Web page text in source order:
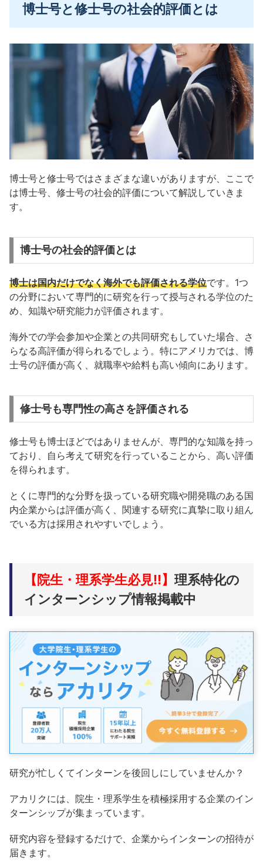
博士号と修士号の社会的評価とは
博士号と修士号ではさまざまな違いがありますが、ここで
は博士号、修士号の社会的評価について解説していきま
す。
博士号の社会的評価とは
博士は国内だけでなく海外でも評価される学位です。1つ
の分野において専門的に研究を行って授与される学位のた
め、知識や研究能力が評価されます。
海外での学会参加や企業との共同研究もしていた場合、さ
らなる高評価が得られるでしょう。特にアメリカでは、博
士号の評価が高く、就職率や給料も高い傾向にあります。
修士号も専門性の高さを評価される
修士号も博士ほどではありませんが、専門的な知識を持っ
ており、自ら考えて研究を行っていることから、高い評価
を得られます。
とくに専門的な分野を扱っている研究職や開発職のある国
内企業からは評価が高く、関連する研究に真摯に取り組ん
でいる方は採用されやすいでしょう。
【院生・理系学生必見!!】 理系特化の
インターンシップ情報掲載中
研究が忙しくてインターンを後回しにしていませんか？
アカリクには、院生・理系学生を積極採用する企業のイン
ターンシップが集まっています。
研究内容を登録するだけで、企業からインターンの招待が
届きます。